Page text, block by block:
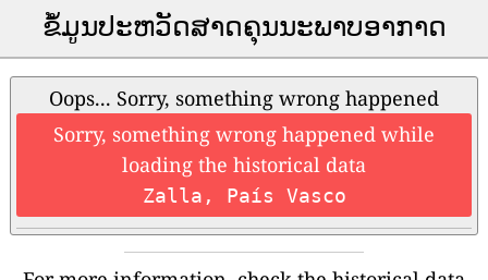
ຂໍ້ມູນປະຫວັດສາດຄຸນນະພາບອາກາດ
Oops... Sorry, something wrong happened
Sorry, something wrong happened while
loading the historical data
Zalla, País Vasco